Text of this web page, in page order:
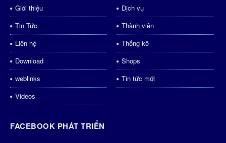
Giới thiệu
Dịch vụ
Tin Tức
Thành viên
Liên hệ
Thống kê
Download
Shops
weblinks
Tin tức mới
Videos
FACEBOOK PHÁT TRIỂN